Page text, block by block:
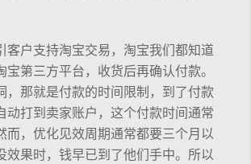
客户支持淘宝交易，淘宝我们都知道
宝第三方平台，收货后再确认付款。
，那就是付款的时间限制，到了付款
动打到卖家账户，这个付款时间通常
而，优化见效周期通常都要三个月以
效果时，钱早已到了他们手中。所以